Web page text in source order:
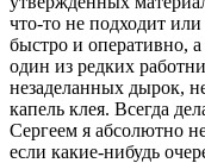
что-то не подходит
быстро и оперативно,
один из редких
незаделанных дырок,
капель клея. Всегда
Сергеем я абсолютно
если какие-нибудь